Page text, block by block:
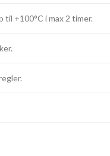
+100°C i max 2 timer.